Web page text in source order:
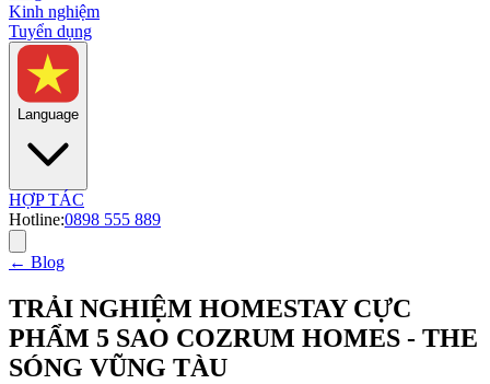
Kinh nghiệm
Tuyển dụng
Language
HỢP TÁC
Hotline:0898 555 889
← Blog
TRẢI NGHIỆM HOMESTAY CỰC
PHẨM 5 SAO COZRUM HOMES - THE
SÓNG VŨNG TÀU